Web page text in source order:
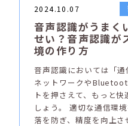
2024.10.07
音声認識がうまく
せい？音声認識が
境の作り方
音声認識においては「通
ネットワークや
トを押さえて、もっと
しょう。 適切な通信環
落を防ぎ、精度を向上